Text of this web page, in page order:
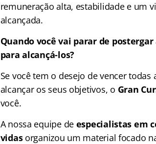
remuneração alta, estabilidade e um
alcançada.
Quando você vai parar de
para alcançá-los?
Se você tem o desejo de vencer
alcançar os seus objetivos, o Gran
você.
A nossa equipe de especialistas em
vidasorganizou um material focado